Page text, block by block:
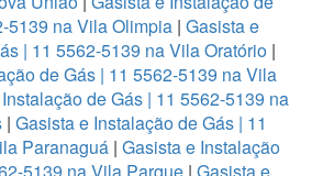
5139 na Vila Olimpia | Gasista e
| 11 5562-5139 na Vila Oratório |
de Gás | 11 5562-5139 na Vila
de Gás | 11 5562-5139 na
| Gasista e Instalação de Gás | 11
Paranaguá | Gasista e Instalação